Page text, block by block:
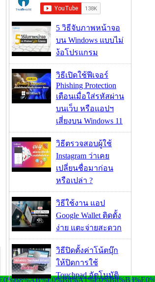
5 วิธีจับภาพหน้าจอ
บน Windows แบบไม่
ง้อโปรแกรม
วิธีเปิดใช้ฟีเจอร์
Phishing Protection
เตือนเมื่อใส่รหัสผ่าน
บนเว็บ หรือแอปฯ
เสี่ยงบน Windows 11
วิธีตรวจสอบผู้ใช้
Instagram ว่าเคย
เปลี่ยนชื่อมาก่อน
หรือเปล่า ?
วิธีใช้งาน แอป
Google Wallet ติดตั้ง
ง่าย แตะจ่ายสะดวก
วิธีปิดตั้งค่าโน้ตบุ๊ก
ให้ปิดการใช้
Touchpad อัตโนมัติ